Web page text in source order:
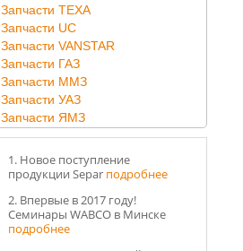
Запчасти TEXA
Запчасти UC
Запчасти VANSTAR
Запчасти ГАЗ
Запчасти ММЗ
Запчасти УАЗ
Запчасти ЯМЗ
1. Новое поступление
продукции Separ подробнее
2. Впервые в 2017 году!
Семинары WABCO в Минске
подробнее